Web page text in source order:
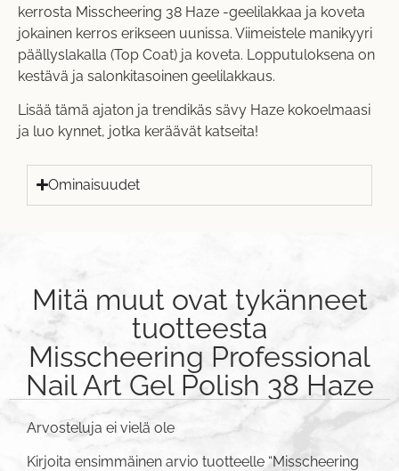
kerrosta Misscheering 38 Haze -geelilakkaa ja koveta
jokainen kerros erikseen uunissa. Viimeistele manikyyri
päällyslakalla (Top Coat) ja koveta. Lopputuloksena on
kestävä ja salonkitasoinen geelilakkaus.
Lisää tämä ajaton ja trendikäs sävy Haze kokoelmaasi
ja luo kynnet, jotka keräävät katseita!
Ominaisuudet
Mitä muut ovat tykänneet
tuotteesta
Misscheering Professional
Nail Art Gel Polish 38 Haze
Arvosteluja ei vielä ole
Kirjoita ensimmäinen arvio tuotteelle “Misscheering